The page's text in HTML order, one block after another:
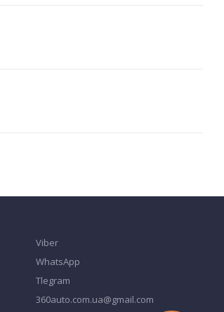
Viber
WhatsApp
Tlegram
360auto.com.ua@gmail.com